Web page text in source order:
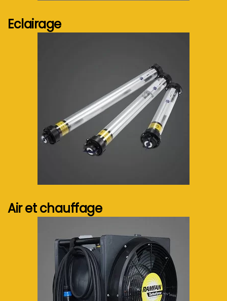
Eclairage
Air et chauffage